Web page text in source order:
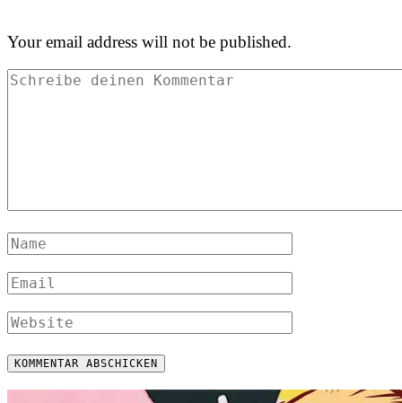
Your email address will not be published.